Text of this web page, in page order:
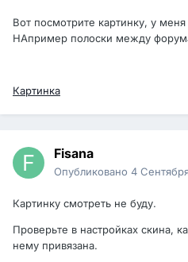
Вот посмотрите картинку, у
НАпример полоски между
Картинка
Fisana
Опубликовано 4
Картинку смотреть не буду.
Проверьте в настройках скина,
нему привязана.